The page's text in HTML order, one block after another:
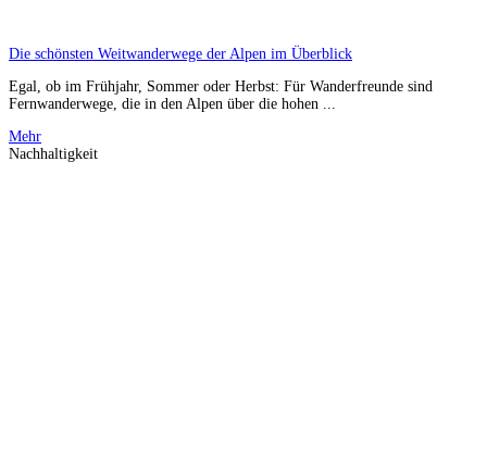
Die schönsten Weitwanderwege der Alpen im Überblick
Egal, ob im Frühjahr, Sommer oder Herbst: Für Wanderfreunde sind
Fernwanderwege, die in den Alpen über die hohen ...
Mehr
Nachhaltigkeit